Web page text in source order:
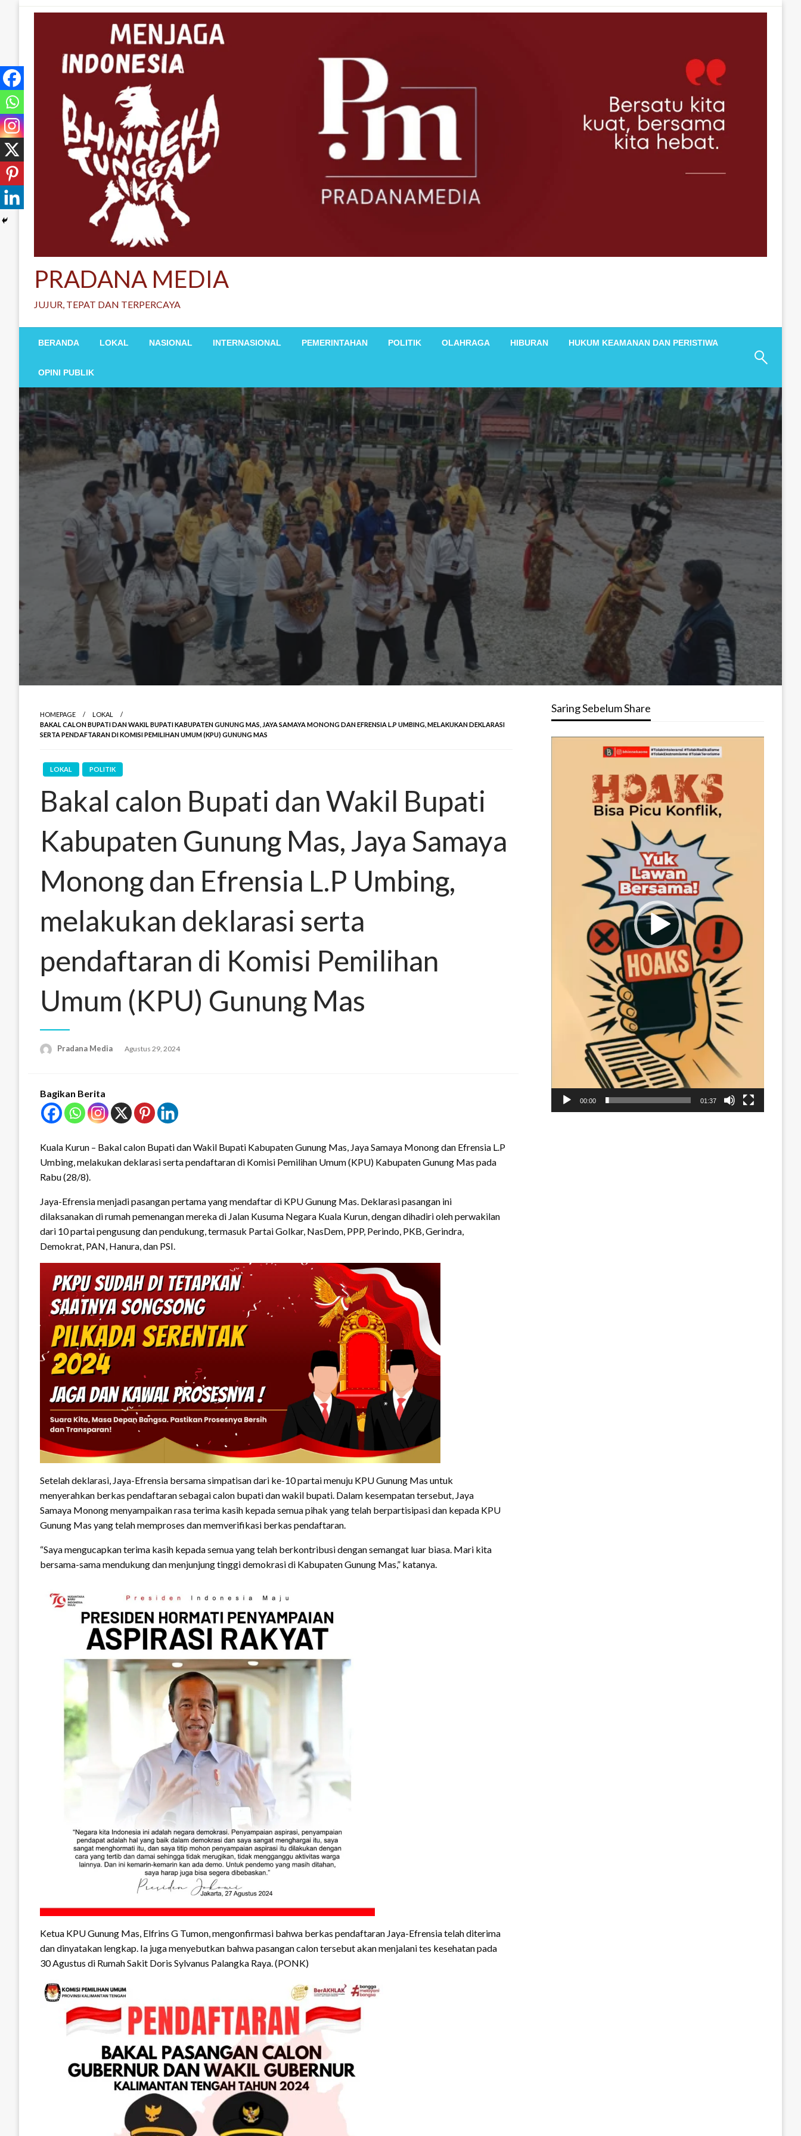
PRADANA MEDIA
JUJUR, TEPAT DAN TERPERCAYA
BERANDA LOKAL NASIONAL INTERNASIONAL PEMERINTAHAN POLITIK OLAHRAGA HIBURAN HUKUM KEAMANAN DAN PERISTIWA
OPINI PUBLIK
HOMEPAGE
LOKAL
BAKAL CALON BUPATI DAN WAKIL BUPATI KABUPATEN GUNUNG MAS, JAYA SAMAYA MONONG DAN EFRENSIA L.P UMBING, MELAKUKAN DEKLARASI
SERTA PENDAFTARAN DI KOMISI PEMILIHAN UMUM (KPU) GUNUNG MAS
LOKAL POLITIK
Bakal calon Bupati dan Wakil Bupati
Kabupaten Gunung Mas, Jaya Samaya
Monong dan Efrensia L.P Umbing,
melakukan deklarasi serta
pendaftaran di Komisi Pemilihan
Umum (KPU) Gunung Mas
Pradana Media Agustus 29, 2024
Bagikan Berita
Kuala Kurun – Bakal calon Bupati dan Wakil Bupati Kabupaten Gunung Mas, Jaya Samaya Monong dan Efrensia L.P
Umbing, melakukan deklarasi serta pendaftaran di Komisi Pemilihan Umum (KPU) Kabupaten Gunung Mas pada
Rabu (28/8).
Jaya-Efrensia menjadi pasangan pertama yang mendaftar di KPU Gunung Mas. Deklarasi pasangan ini
dilaksanakan di rumah pemenangan mereka di Jalan Kusuma Negara Kuala Kurun, dengan dihadiri oleh perwakilan
dari 10 partai pengusung dan pendukung, termasuk Partai Golkar, NasDem, PPP, Perindo, PKB, Gerindra,
Demokrat, PAN, Hanura, dan PSI.
Setelah deklarasi, Jaya-Efrensia bersama simpatisan dari ke-10 partai menuju KPU Gunung Mas untuk
menyerahkan berkas pendaftaran sebagai calon bupati dan wakil bupati. Dalam kesempatan tersebut, Jaya
Samaya Monong menyampaikan rasa terima kasih kepada semua pihak yang telah berpartisipasi dan kepada KPU
Gunung Mas yang telah memproses dan memverifikasi berkas pendaftaran.
“Saya mengucapkan terima kasih kepada semua yang telah berkontribusi dengan semangat luar biasa. Mari kita
bersama-sama mendukung dan menjunjung tinggi demokrasi di Kabupaten Gunung Mas,” katanya.
Ketua KPU Gunung Mas, Elfrins G Tumon, mengonfirmasi bahwa berkas pendaftaran Jaya-Efrensia telah diterima
dan dinyatakan lengkap. Ia juga menyebutkan bahwa pasangan calon tersebut akan menjalani tes kesehatan pada
30 Agustus di Rumah Sakit Doris Sylvanus Palangka Raya. (PONK)
Saring Sebelum Share
00:00 01:37